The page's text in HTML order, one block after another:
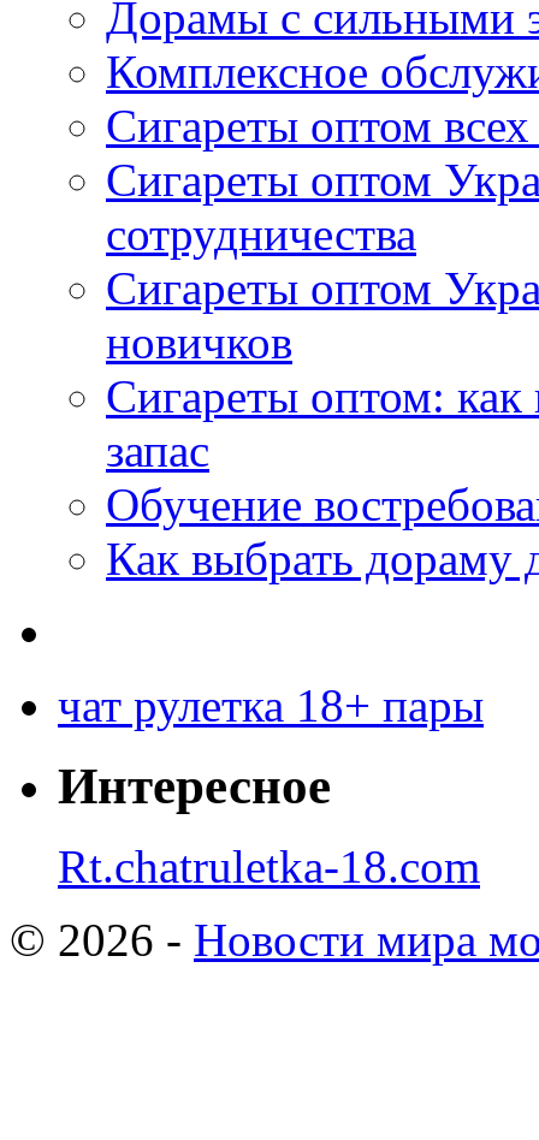
Дорамы с сильными
Комплексное
Сигареты оптом
Сигареты оптом
сотрудничества
Сигареты оптом
новичков
Сигареты оптом:
запас
Обучение
Как выбрать дораму
чат рулетка 18+ пары
Интересное
Rt.chatruletka-18.com
© 2026 - Новости мира